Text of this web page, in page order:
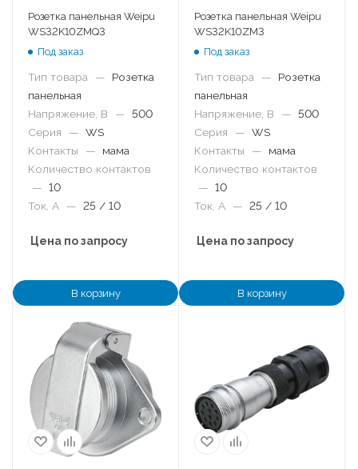
Розетка панельная Weipu
WS32K10ZMQ3
Под заказ
Тип товара —
Розетка
панельная
Напряжение, В
— 500
Серия
— WS
Контакты
—
мама
Количество контактов
— 10
Ток, А
— 25 / 10
Цена по запросу
В корзину
Розетка панельная Weipu
WS32K10ZM3
Под заказ
Тип товара —
Розетка
панельная
Напряжение, В
— 500
Серия
— WS
Контакты
—
мама
Количество контактов
— 10
Ток, А
— 25 / 10
Цена по запросу
В корзину